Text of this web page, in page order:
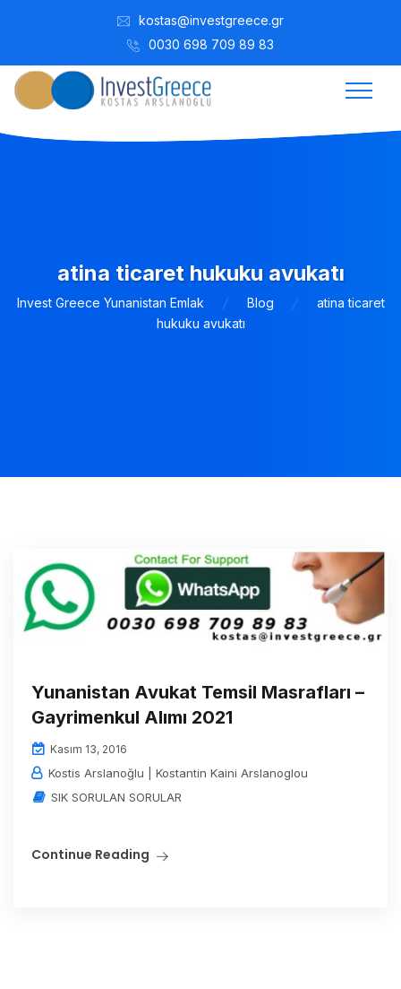
kostas@investgreece.gr
0030 698 709 89 83
atina ticaret hukuku avukatı
Invest Greece Yunanistan Emlak Blog
atina ticaret
hukuku avukatı
Yunanistan Avukat Temsil Masrafları –
Gayrimenkul Alımı 2021
Kasım 13, 2016
Kostis Arslanoğlu | Kostantin Kaini Arslanoglou
SIK SORULAN SORULAR
Continue Reading